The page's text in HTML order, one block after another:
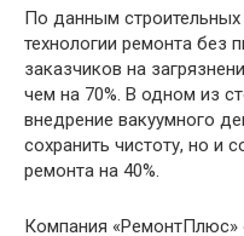
По данным
технологии ремонта без
заказчиков на
чем на 70%. В одном из
внедрение вакуумного
сохранить чистоту, но и
ремонта на 40%.
Компания «РемонтПлюс»